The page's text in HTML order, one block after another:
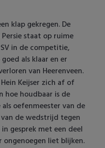
klap gekregen. De
staat op ruime
in de competitie,
als klaar en er
van Heerenveen.
Keijser zich af of
hoe houdbaar is de
oefenmeester van de
de wedstrijd tegen
gesprek met een deel
liet blijken.